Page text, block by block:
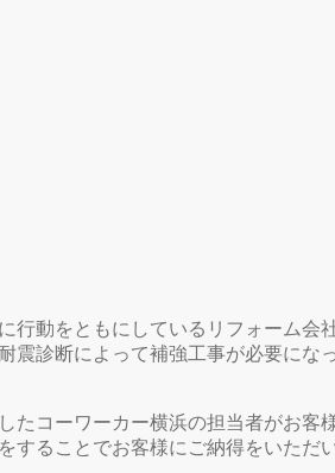
行動をともにしているリフォーム会
震診断によって補強工事が必要に
たコーワーカー横浜の担当者がお客
ることでお客様にご納得をいただ